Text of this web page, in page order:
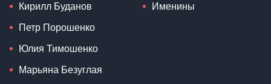
Кирилл Буданов
Петр Порошенко
Юлия Тимошенко
Марьяна Безуглая
Именины